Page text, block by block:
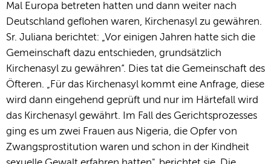
Mal Europa betreten hatten und dann weiter nach
Deutschland geflohen waren, Kirchenasyl zu gewähren.
Sr. Juliana berichtet: „Vor einigen Jahren hatte sich die
Gemeinschaft dazu entschieden, grundsätzlich
Kirchenasyl zu gewähren“. Dies tat die Gemeinschaft des
Öfteren. „Für das Kirchenasyl kommt eine Anfrage, diese
wird dann eingehend geprüft und nur im Härtefall wird
das Kirchenasyl gewährt. Im Fall des Gerichtsprozesses
ging es um zwei Frauen aus Nigeria, die Opfer von
Zwangsprostitution waren und schon in der Kindheit